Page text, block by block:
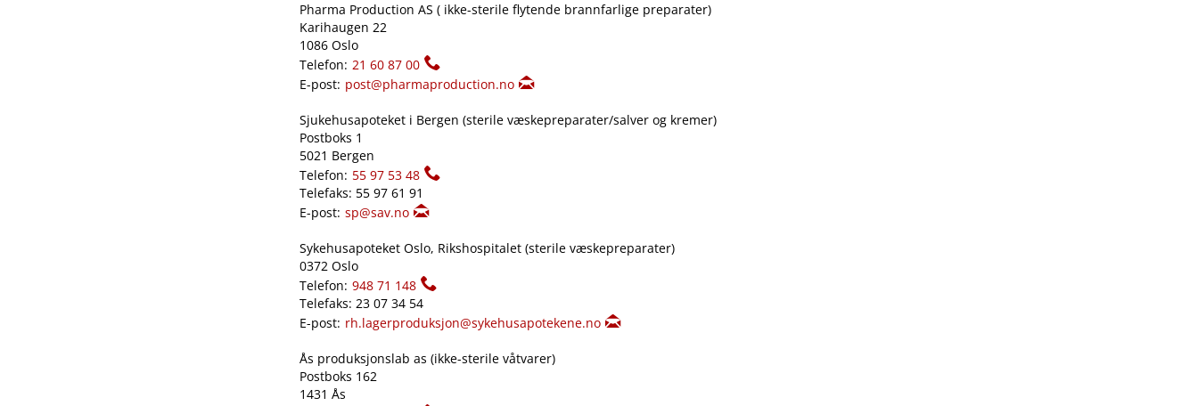
Pharma Production AS ( ikke-sterile flytende brannfarlige preparater)
Karihaugen 22
1086 Oslo
Telefon: 21 60 87 00
E-post: post@pharmaproduction.no
Sjukehusapoteket i Bergen (sterile væskepreparater​/​salver og kremer)
Postboks 1
5021 Bergen
Telefon: 55 97 53 48
Telefaks: 55 97 61 91
E-post: sp@sav.no
Sykehusapoteket Oslo, Rikshospitalet (sterile væskepreparater)
0372 Oslo
Telefon: 948 71 148
Telefaks: 23 07 34 54
E-post: rh.lagerproduksjon@sykehusapotekene.no
Ås produksjonslab as (ikke-sterile våtvarer)
Postboks 162
1431 Ås